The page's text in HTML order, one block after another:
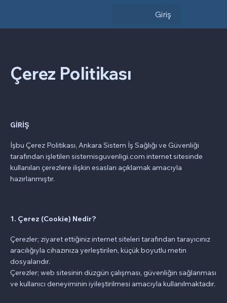
Giriş
Çerez Politikası
GİRİŞ
İşbu Çerez Politikası, Ankara Sistem İş Sağlığı ve Güvenliği
tarafından işletilen sistemisguvenligi.com internet sitesinde
kullanılan çerezlere ilişkin esasları açıklamak amacıyla
hazırlanmıştır.
1. Çerez (Cookie) Nedir?
Çerezler; ziyaret ettiğiniz internet siteleri tarafından tarayıcınız
aracılığıyla cihazınıza yerleştirilen, küçük boyutlu metin
dosyalarıdır.
Çerezler; web sitesinin düzgün çalışması, güvenliğin sağlanması
ve kullanıcı deneyiminin iyileştirilmesi amacıyla kullanılmaktadır.